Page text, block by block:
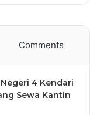
Comments
4 Kendari
Sewa Kantin